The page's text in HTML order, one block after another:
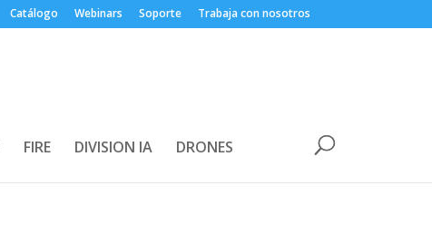
Catálogo Webinars Soporte Trabaja con nosotros
FIRE DIVISION IA DRONES